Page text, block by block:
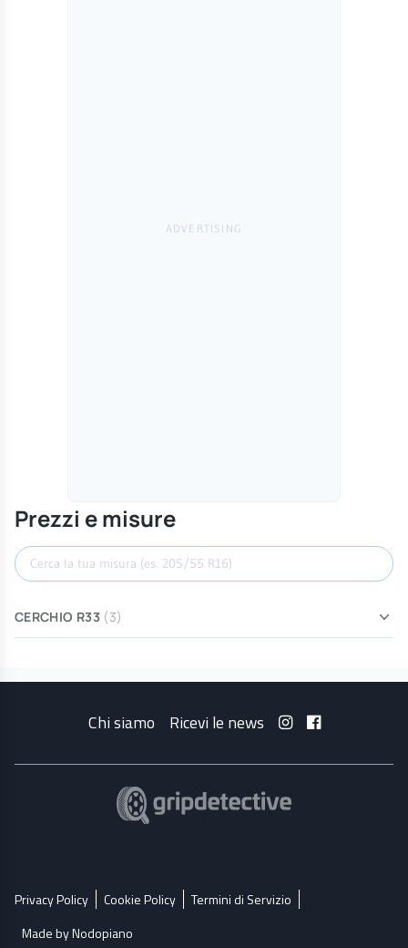
Prezzi e misure
Cerca misura
CERCHIO R33 (3)
Chi siamo Ricevi le news
Privacy Policy Cookie Policy
Termini di Servizio
Made by Nodopiano